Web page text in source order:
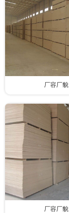
厂容厂貌
厂容厂貌